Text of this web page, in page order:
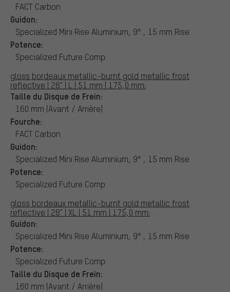
FACT Carbon
Guidon:
Specialized Mini Rise Aluminium, 9° , 15 mm Rise
Potence:
Specialized Future Comp
gloss bordeaux metallic-burnt gold metallic frost
reflective | 28" | L | 51 mm | 175,0 mm:
Taille du Disque de Frein:
160 mm (Avant / Arrière)
Fourche:
FACT Carbon
Guidon:
Specialized Mini Rise Aluminium, 9° , 15 mm Rise
Potence:
Specialized Future Comp
gloss bordeaux metallic-burnt gold metallic frost
reflective | 28" | XL | 51 mm | 175,0 mm:
Guidon:
Specialized Mini Rise Aluminium, 9° , 15 mm Rise
Potence:
Specialized Future Comp
Taille du Disque de Frein:
160 mm (Avant / Arrière)